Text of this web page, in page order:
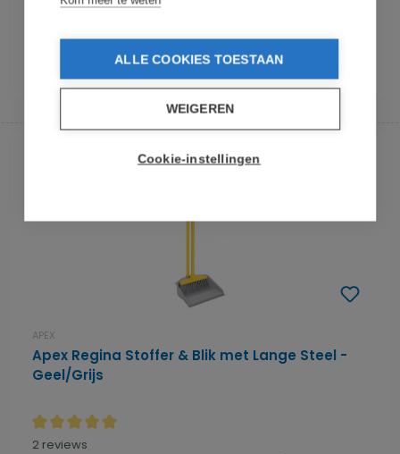
uitschuifbare telescoopsteel. Dit is ee...
€ 17,95
In de winkelmand
APEX
Apex Regina Stoffer & Blik met Lange Steel -
Geel/Grijs
Gemiddelde waardering van 5 van 5 sterren
2 reviews
ALLE COOKIES TOESTAAN
WEIGEREN
Cookie-instellingen